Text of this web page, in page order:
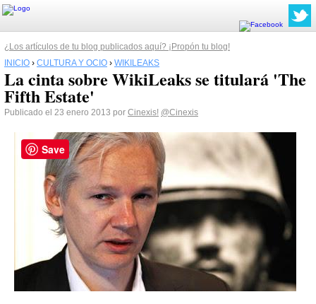
¿Los artículos de tu blog publicados aquí? ¡Propón tu blog!
INICIO › CULTURA Y OCIO › WIKILEAKS
La cinta sobre WikiLeaks se titulará 'The
Fifth Estate'
Publicado el 23 enero 2013 por Cinexis! @Cinexis
Save